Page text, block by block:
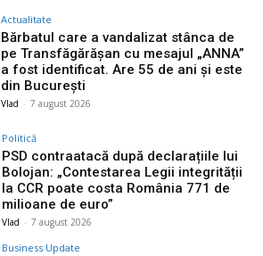
Actualitate
Bărbatul care a vandalizat stânca de
pe Transfăgărășan cu mesajul „ANNA”
a fost identificat. Are 55 de ani și este
din București
Vlad - 7 august 2026
Politică
PSD contraatacă după declarațiile lui
Bolojan: „Contestarea Legii integrității
la CCR poate costa România 771 de
milioane de euro”
Vlad - 7 august 2026
Business Update